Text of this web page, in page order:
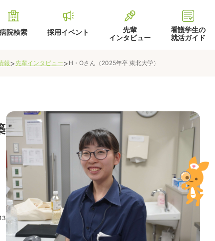
病院検索 採用イベント
先輩
インタビュー
看護学生の
就活ガイド
報> 先輩インタビュー> H・Oさん（2025年卒 東北大学）